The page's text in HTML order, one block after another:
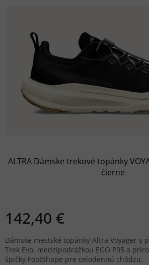
ALTRA Dámske trekové topánky
čierne
142,40 €
Dámske mestské topánky Altra Voyager s
Trek Evo, medzipodrážkou EGO P35 a
špičky FootShape pre celodennú chôdzu.